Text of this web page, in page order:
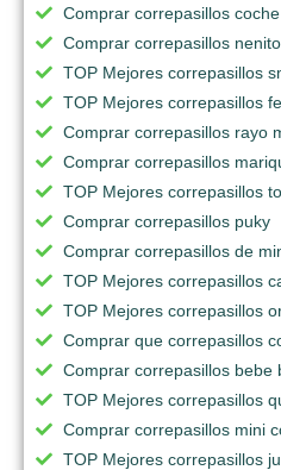
Comprar correpasillos
Comprar correpasillos
TOP Mejores correpasillos
TOP Mejores correpasillos
Comprar correpasillos rayo
Comprar correpasillos
TOP Mejores correpasillos
Comprar correpasillos puky
Comprar correpasillos de
TOP Mejores correpasillos
TOP Mejores correpasillos
Comprar que correpasillos
Comprar correpasillos bebe
TOP Mejores correpasillos
Comprar correpasillos mini
TOP Mejores correpasillos